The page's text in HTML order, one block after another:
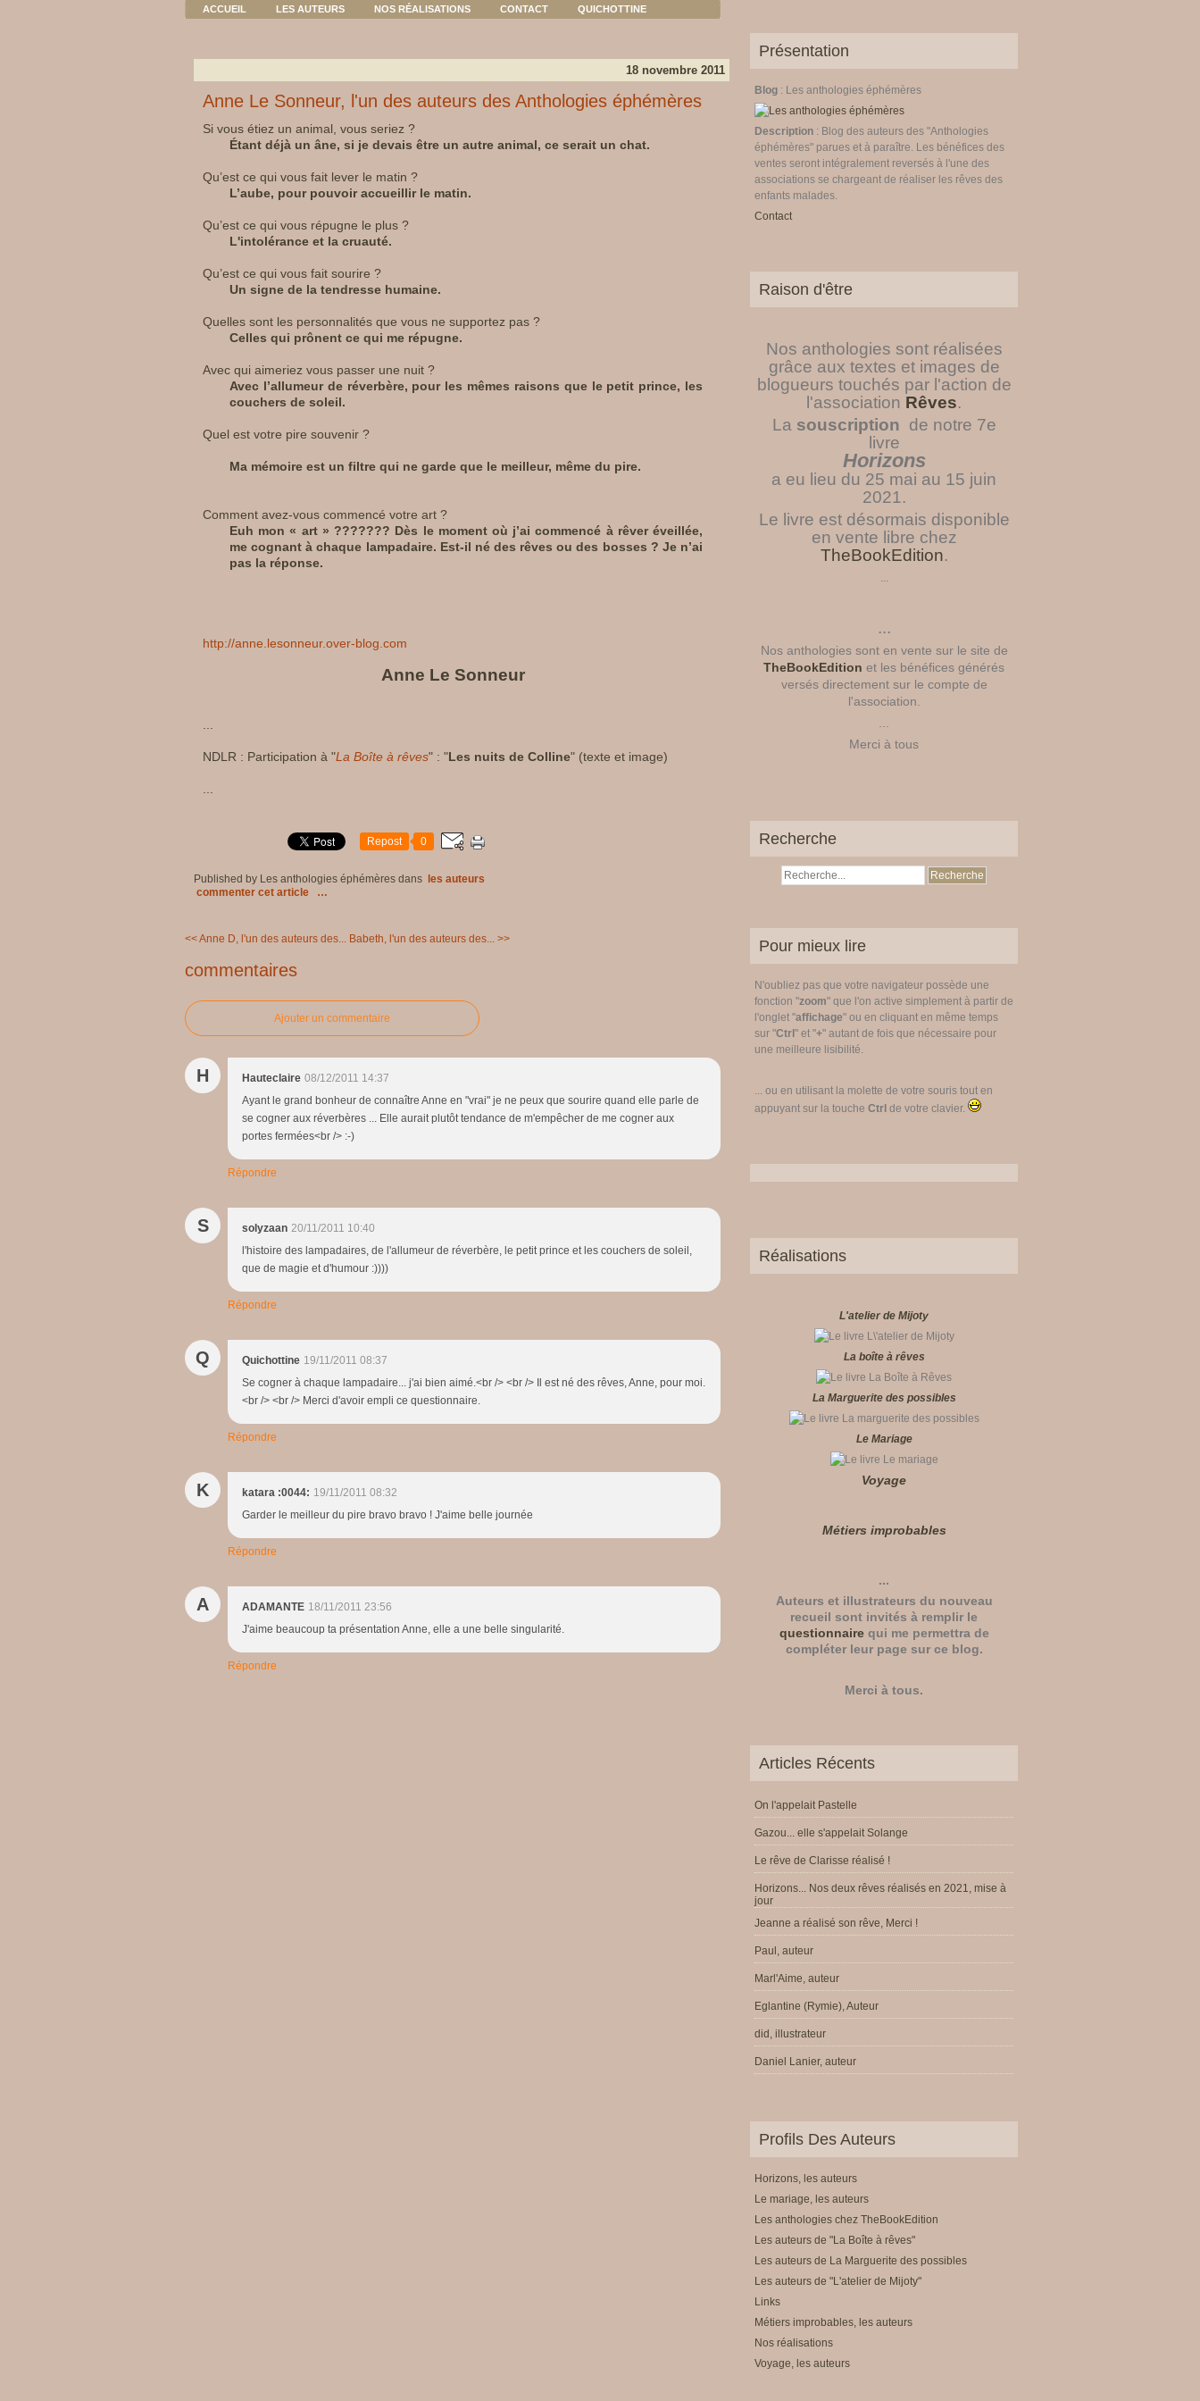
ACCUEIL LES AUTEURS NOS RÉALISATIONS CONTACT QUICHOTTINE
18 novembre 2011
Anne Le Sonneur, l'un des auteurs des Anthologies éphémères
Si vous étiez un animal, vous seriez ?
Étant déjà un âne, si je devais être un autre animal, ce serait un chat.
Qu’est ce qui vous fait lever le matin ?
L’aube, pour pouvoir accueillir le matin.
Qu’est ce qui vous répugne le plus ?
L'intolérance et la cruauté.
Qu’est ce qui vous fait sourire ?
Un signe de la tendresse humaine.
Quelles sont les personnalités que vous ne supportez pas ?
Celles qui prônent ce qui me répugne.
Avec qui aimeriez vous passer une nuit ?
Avec l’allumeur de réverbère, pour les mêmes raisons que le petit prince, les
couchers de soleil.
Quel est votre pire souvenir ?
Ma mémoire est un filtre qui ne garde que le meilleur, même du pire.
Comment avez-vous commencé votre art ?
Euh mon « art » ??????? Dès le moment où j’ai commencé à rêver éveillée,
me cognant à chaque lampadaire. Est-il né des rêves ou des bosses ? Je n’ai
pas la réponse.
http://anne.lesonneur.over-blog.com
Anne Le Sonneur
NDLR : Participation à "La Boîte à rêves" : "Les nuits de Colline" (texte et image)
Repost 0
Published by Les anthologies éphémères dans
les auteurs
commenter cet article
…
<< Anne D, l'un des auteurs des... Babeth, l'un des auteurs des... >>
commentaires
Ajouter un commentaire
H Hauteclaire 08/12/2011 14:37
Ayant le grand bonheur de connaître Anne en "vrai" je ne peux que sourire quand elle parle de
se cogner aux réverbères ... Elle aurait plutôt tendance de m'empêcher de me cogner aux
portes fermées<br /> :-)
Répondre
S solyzaan 20/11/2011 10:40
l'histoire des lampadaires, de l'allumeur de réverbère, le petit prince et les couchers de soleil,
que de magie et d'humour :))))
Répondre
Q Quichottine 19/11/2011 08:37
Se cogner à chaque lampadaire... j'ai bien aimé.<br /> <br /> Il est né des rêves, Anne, pour moi.
<br /> <br /> Merci d'avoir empli ce questionnaire.
Répondre
K katara :0044: 19/11/2011 08:32
Garder le meilleur du pire bravo bravo ! J'aime belle journée
Répondre
A ADAMANTE 18/11/2011 23:56
J'aime beaucoup ta présentation Anne, elle a une belle singularité.
Répondre
Présentation
Blog : Les anthologies éphémères
Description : Blog des auteurs des "Anthologies
éphémères" parues et à paraître. Les bénéfices des
ventes seront intégralement reversés à l'une des
associations se chargeant de réaliser les rêves des
enfants malades.
Contact
Raison d'être
Nos anthologies sont réalisées
grâce aux textes et images de
blogueurs touchés par l'action de
l'association Rêves.
La souscription de notre 7e
livre
Horizons
a eu lieu du 25 mai au 15 juin
2021.
Le livre est désormais disponible
en vente libre chez
TheBookEdition.
...
...
Nos anthologies sont en vente sur le site de
TheBookEdition et les bénéfices générés
versés directement sur le compte de
l'association.
Merci à tous
Recherche
Pour mieux lire
N'oubliez pas que votre navigateur possède une
fonction "zoom" que l'on active simplement à partir de
l'onglet "affichage" ou en cliquant en même temps
sur "Ctrl " et "+" autant de fois que nécessaire pour
une meilleure lisibilité.
... ou en utilisant la molette de votre souris tout en
appuyant sur la touche Ctrl de votre clavier.
Réalisations
L'atelier de Mijoty
La boîte à rêves
La Marguerite des possibles
Le Mariage
Voyage
Métiers improbables
...
Auteurs et illustrateurs du nouveau
recueil sont invités à remplir le
questionnairequi me permettra de
compléter leur page sur ce blog.
Merci à tous.
Articles Récents
On l'appelait Pastelle
Gazou... elle s'appelait Solange
Le rêve de Clarisse réalisé !
Horizons... Nos deux rêves réalisés en 2021, mise à
jour
Jeanne a réalisé son rêve, Merci !
Paul, auteur
Marl'Aime, auteur
Eglantine (Rymie), Auteur
did, illustrateur
Daniel Lanier, auteur
Profils Des Auteurs
Horizons, les auteurs
Le mariage, les auteurs
Les anthologies chez TheBookEdition
Les auteurs de "La Boîte à rêves"
Les auteurs de La Marguerite des possibles
Les auteurs de "L'atelier de Mijoty"
Links
Métiers improbables, les auteurs
Nos réalisations
Voyage, les auteurs